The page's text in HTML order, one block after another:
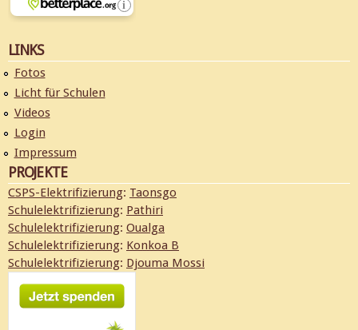
LINKS
Fotos
Licht für Schulen
Videos
Login
Impressum
PROJEKTE
CSPS-Elektrifizierung: Taonsgo
Schulelektrifizierung: Pathiri
Schulelektrifizierung: Oualga
Schulelektrifizierung: Konkoa B
Schulelektrifizierung: Djouma Mossi